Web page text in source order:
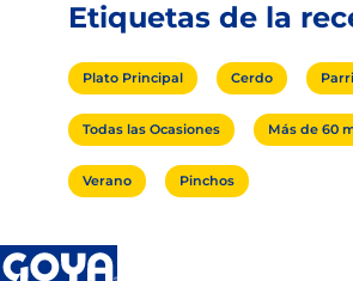
Etiquetas de la
Plato Principal Cerdo
Todas las Ocasiones Más de 60
Verano Pinchos